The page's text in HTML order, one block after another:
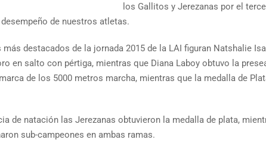
los Gallitos y Jerezanas por el
de nuestros atletas.
destacados de la jornada 2015 de la LAI figuran Natshalie
en salto con pértiga, mientras que Diana Laboy obtuvo la
de los 5000 metros marcha, mientras que la medalla de
de natación las Jerezanas obtuvieron la medalla de plata,
sub-campeones en ambas ramas.